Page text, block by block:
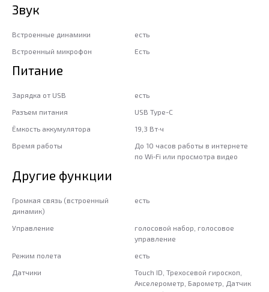
Звук
Встроенные динамики
есть
Встроенный микрофон
Есть
Питание
Зарядка от USB
есть
Разъем питания
USB Type-C
Ёмкость аккумулятора
19,3 Вт∙ч
Время работы
До 10 часов работы в интернете
по Wi‑Fi или просмотра видео
Другие функции
Громкая связь (встроенный
динамик)
есть
Управление
голосовой набор, голосовое
управление
Режим полета
есть
Датчики
Touch ID, Трехосевой гироскоп,
Акселерометр, Барометр, Датчик